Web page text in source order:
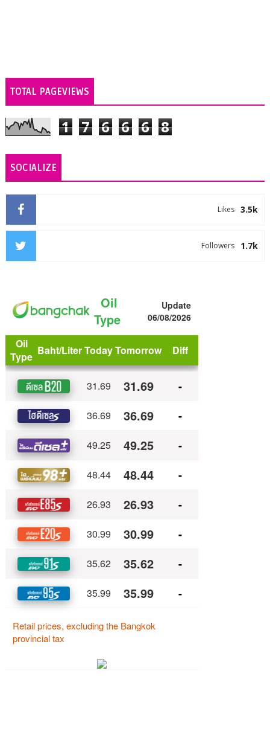
TOTAL PAGEVIEWS
1 7 6 6 6 8
SOCIALIZE
3.5k
Likes
1.7k
Followers